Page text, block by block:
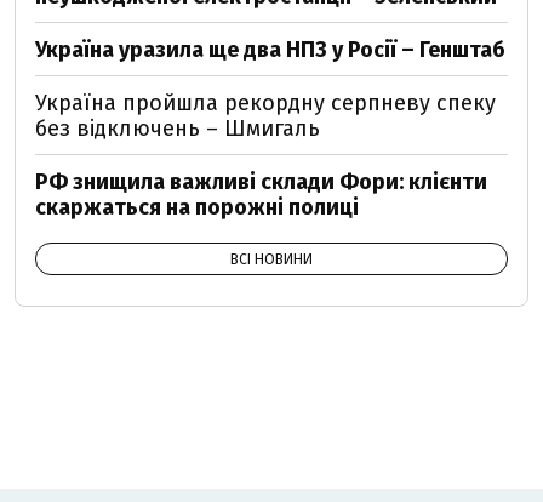
Україна уразила ще два НПЗ у Росії – Генштаб
Україна пройшла рекордну серпневу спеку
без відключень – Шмигаль
РФ знищила важливі склади Фори: клієнти
скаржаться на порожні полиці
ВСІ НОВИНИ